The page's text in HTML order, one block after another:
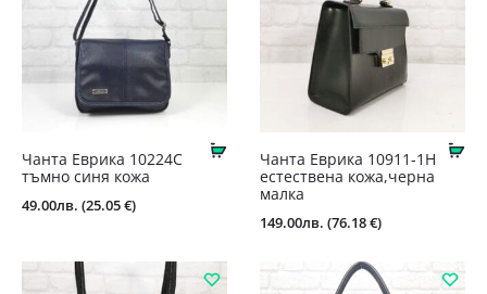
Купи
Чанта Еврика 10224С
тъмно синя кожа
49.00лв. (25.05 €)
Чанта Еврика 10911-1Н
естествена кожа,черна
малка
149.00лв. (76.18 €)